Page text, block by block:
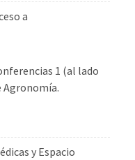
a
1 (al lado
Agronomía.
y Espacio